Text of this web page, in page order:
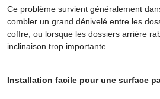
Ce problème survient généralement
combler un grand dénivelé entre les
coffre, ou lorsque les dossiers arrière
inclinaison trop importante.
Installation facile pour une surface